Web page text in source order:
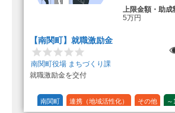
上限金額・助成
5万円
【南関町】就職激励金
南関町役場 まちづくり課
就職激励金を交付
南関町 連携（地域活性化） その他 ～